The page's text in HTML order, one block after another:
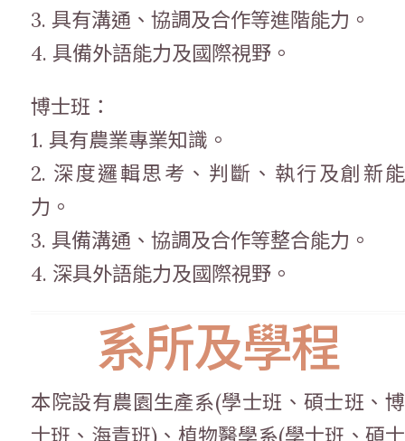
3. 具有溝通、協調及合作等進階能力。
4. 具備外語能力及國際視野。
博士班：
1. 具有農業專業知識。
2. 深度邏輯思考、判斷、執行及創新能
力。
3. 具備溝通、協調及合作等整合能力。
4. 深具外語能力及國際視野。
系所及學程
本院設有農園生產系(學士班、碩士班、博
士班、海青班)、植物醫學系(學士班、碩士